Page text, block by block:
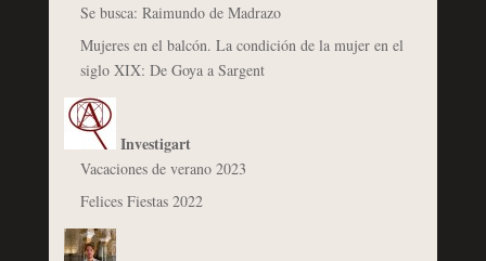
Se busca: Raimundo de Madrazo
Mujeres en el balcón. La condición de la mujer en el
siglo XIX: De Goya a Sargent
Investigart
Vacaciones de verano 2023
Felices Fiestas 2022